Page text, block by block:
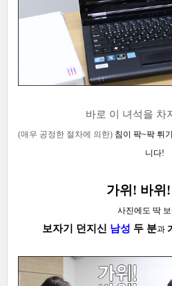
바로 이 녀석을 차
(매우 공정한 절차에 의한) 침이 팍~팍 튀
니다!
가위! 바위
사진에도 딱
보자기 던지신 남성 두 분과